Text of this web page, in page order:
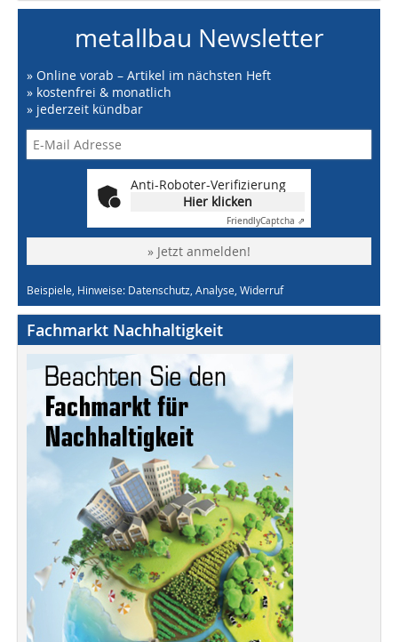
metallbau Newsletter
» Online vorab – Artikel im nächsten Heft
» kostenfrei & monatlich
» jederzeit kündbar
Anti-Roboter-Verifizierung
Hier klicken
FriendlyCaptcha ⇗
» Jetzt anmelden!
Beispiele, Hinweise: Datenschutz, Analyse, Widerruf
Fachmarkt Nachhaltigkeit